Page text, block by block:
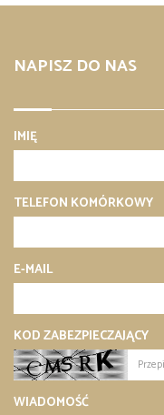
NAPISZ DO NAS
IMIĘ
TELEFON KOMÓRKOWY
E-MAIL
KOD ZABEZPIECZAJĄCY
WIADOMOŚĆ